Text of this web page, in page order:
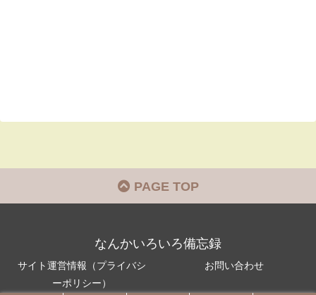
PAGE TOP
なんかいろいろ備忘録
サイト運営情報（プライバシ
ーポリシー）
お問い合わせ